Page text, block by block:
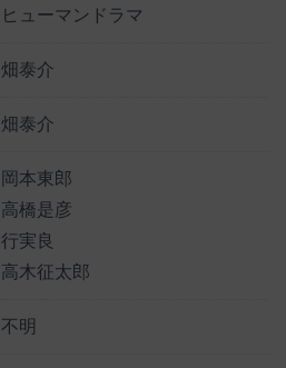
ヒューマンドラマ
畑泰介
畑泰介
岡本東郎
高橋是彦
行実良
高木征太郎
不明